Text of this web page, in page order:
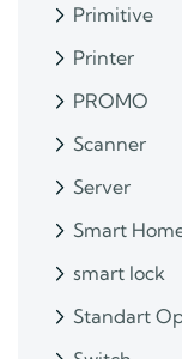
Primitive
Printer
PROMO
Scanner
Server
Smart
smart lock
Standart